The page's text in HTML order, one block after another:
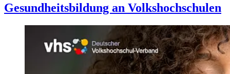
Gesundheitsbildung an Volkshochschulen